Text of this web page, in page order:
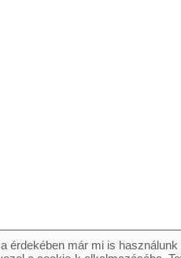
érdekében már mi is